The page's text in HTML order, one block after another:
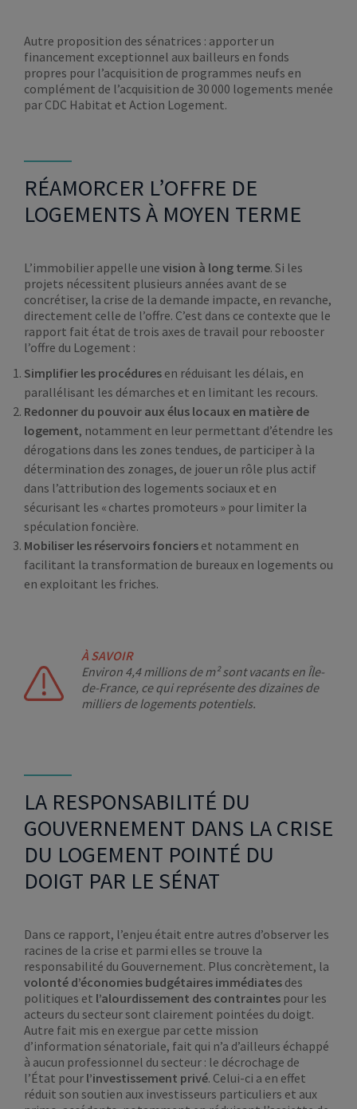
Autre proposition des sénatrices : apporter un
financement exceptionnel aux bailleurs en fonds
propres pour l’acquisition de programmes neufs en
complément de l’acquisition de 30 000 logements menée
par CDC Habitat et Action Logement.
RÉAMORCER L’OFFRE DE
LOGEMENTS À MOYEN TERME
L’immobilier appelle une vision à long terme. Si les
projets nécessitent plusieurs années avant de se
concrétiser, la crise de la demande impacte, en revanche,
directement celle de l’offre. C’est dans ce contexte que le
rapport fait état de trois axes de travail pour rebooster
l’offre du Logement :
Simplifier les procédures en réduisant les délais, en
parallélisant les démarches et en limitant les recours.
Redonner du pouvoir aux élus locaux en matière de
logement, notamment en leur permettant d’étendre les
dérogations dans les zones tendues, de participer à la
détermination des zonages, de jouer un rôle plus actif
dans l’attribution des logements sociaux et en
sécurisant les « chartes promoteurs » pour limiter la
spéculation foncière.
Mobiliser les réservoirs fonciers et notamment en
facilitant la transformation de bureaux en logements ou
en exploitant les friches.
À SAVOIR
Environ 4,4 millions de m² sont vacants en Île-
de-France, ce qui représente des dizaines de
milliers de logements potentiels.
LA RESPONSABILITÉ DU
GOUVERNEMENT DANS LA CRISE
DU LOGEMENT POINTÉ DU
DOIGT PAR LE SÉNAT
Dans ce rapport, l’enjeu était entre autres d’observer les
racines de la crise et parmi elles se trouve la
responsabilité du Gouvernement. Plus concrètement, la
volonté d’économies budgétaires immédiates des
politiques et l’alourdissement des contraintes pour les
acteurs du secteur sont clairement pointées du doigt.
Autre fait mis en exergue par cette mission
d’information sénatoriale, fait qui n’a d’ailleurs échappé
à aucun professionnel du secteur : le décrochage de
l’État pour l’investissement privé. Celui-ci a en effet
réduit son soutien aux investisseurs particuliers et aux